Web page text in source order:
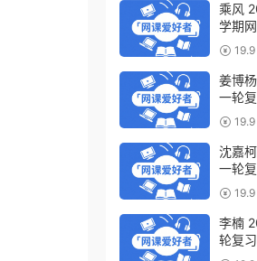
乘风
学期
暑假
下载
19.9
姜博
一轮
文 上
百度
19.9
沈嘉
一轮
语 上
百度
19.9
李楠
轮复
上学